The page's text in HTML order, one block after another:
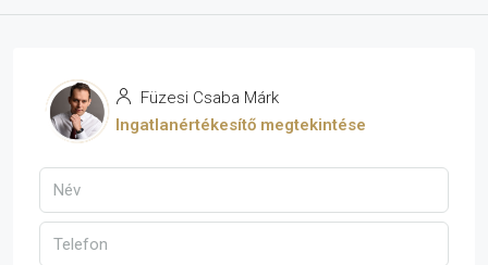
Füzesi Csaba Márk
Ingatlanértékesítő megtekintése